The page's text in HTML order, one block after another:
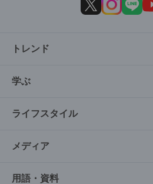
トレンド
学ぶ
ライフスタイル
メディア
用語・資料